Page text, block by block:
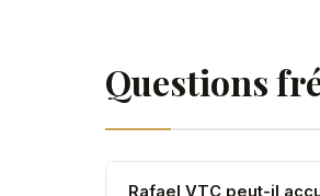
Questions
Rafael VTC peut-il